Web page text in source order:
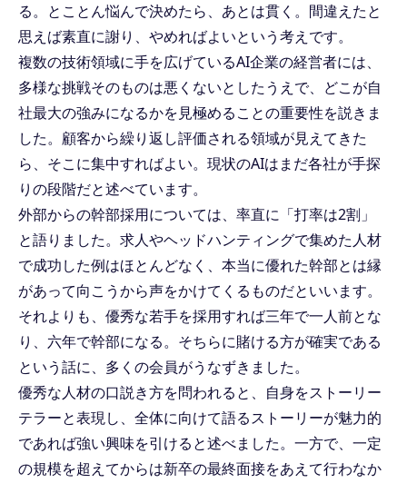
る。とことん悩んで決めたら、あとは貫く。間違えたと
思えば素直に謝り、やめればよいという考えです。
複数の技術領域に手を広げているAI企業の経営者には、
多様な挑戦そのものは悪くないとしたうえで、どこが自
社最大の強みになるかを見極めることの重要性を説きま
した。顧客から繰り返し評価される領域が見えてきた
ら、そこに集中すればよい。現状のAIはまだ各社が手探
りの段階だと述べています。
外部からの幹部採用については、率直に「打率は2割」
と語りました。求人やヘッドハンティングで集めた人材
で成功した例はほとんどなく、本当に優れた幹部とは縁
があって向こうから声をかけてくるものだといいます。
それよりも、優秀な若手を採用すれば三年で一人前とな
り、六年で幹部になる。そちらに賭ける方が確実である
という話に、多くの会員がうなずきました。
優秀な人材の口説き方を問われると、自身をストーリー
テラーと表現し、全体に向けて語るストーリーが魅力的
であれば強い興味を引けると述べました。一方で、一定
の規模を超えてからは新卒の最終面接をあえて行わなか